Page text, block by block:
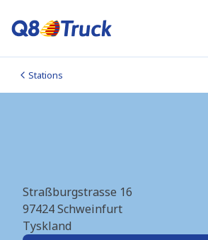
Stations
Straßburgstrasse 16
97424Schweinfurt
Tyskland